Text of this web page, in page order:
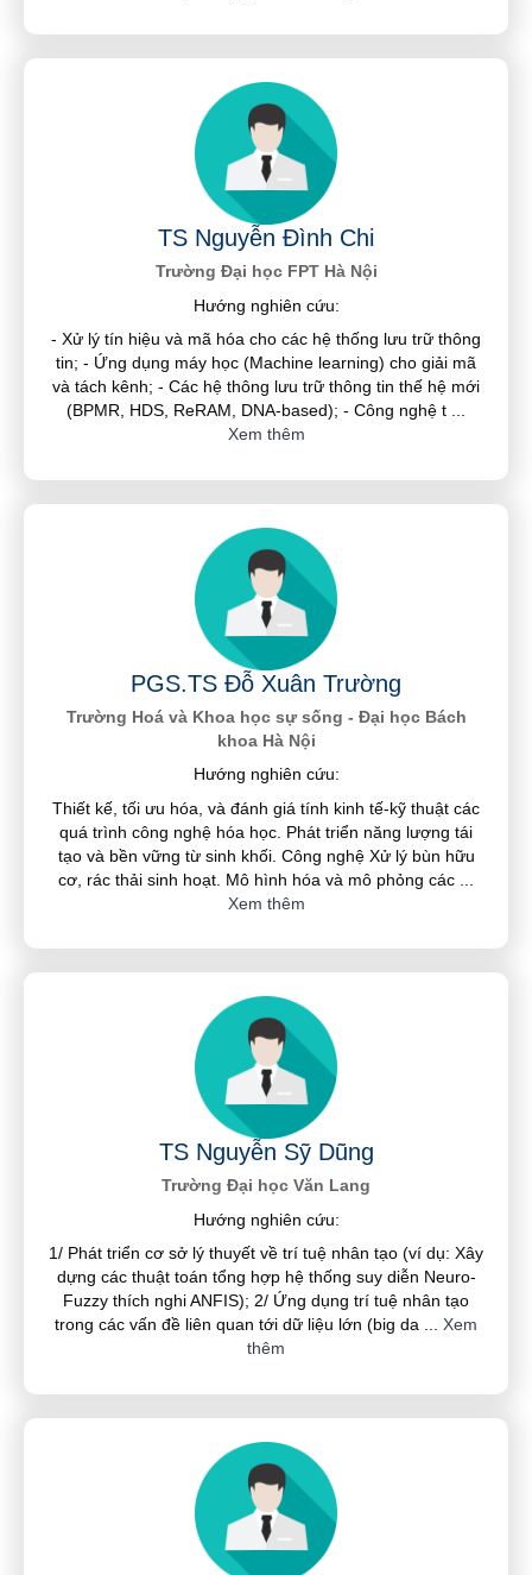
TS Nguyễn Đình Chi
Trường Đại học FPT Hà Nội
Hướng nghiên cứu:
- Xử lý tín hiệu và mã hóa cho các hệ thống lưu trữ thông
tin; - Ứng dụng máy học (Machine learning) cho giải mã
và tách kênh; - Các hệ thông lưu trữ thông tin thế hệ mới
(BPMR, HDS, ReRAM, DNA-based); - Công nghệ t
Xem thêm
PGS.TS Đỗ Xuân Trường
Trường Hoá và Khoa học sự sống - Đại học Bách
khoa Hà Nội
Hướng nghiên cứu:
Thiết kế, tối ưu hóa, và đánh giá tính kinh tế-kỹ thuật các
quá trình công nghệ hóa học. Phát triển năng lượng tái
tạo và bền vững từ sinh khối. Công nghệ Xử lý bùn hữu
cơ, rác thải sinh hoạt. Mô hình hóa và mô phỏng các
Xem thêm
TS Nguyễn Sỹ Dũng
Trường Đại học Văn Lang
Hướng nghiên cứu:
1/ Phát triển cơ sở lý thuyết về trí tuệ nhân tạo (ví dụ: Xây
dựng các thuật toán tổng hợp hệ thống suy diễn Neuro-
Fuzzy thích nghi ANFIS); 2/ Ứng dụng trí tuệ nhân tạo
trong các vấn đề liên quan tới dữ liệu lớn (big da
Xem
thêm